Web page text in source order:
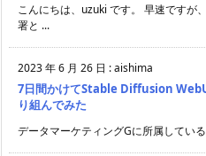
こんにちは、uzuki です。 早速ですが
署と ...
2023 年 6 月 26 日 :aishima
7日間かけてStable Diffusion
り組んでみた
データマーケティングGに所属してい